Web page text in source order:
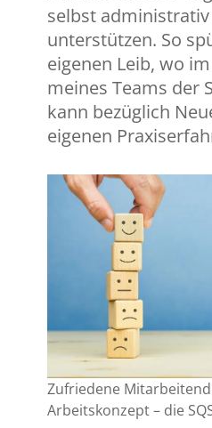
selbst
unterstützen. So
eigenen Leib, wo
meines Teams der
kann bezüglich
eigenen
Zufriedene
Arbeitskonzept – die